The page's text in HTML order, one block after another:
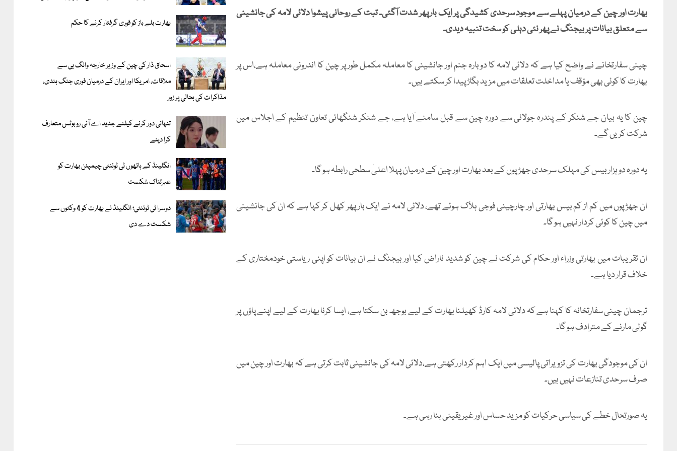
بھارت اور چین کے درمیان پہلے سے موجود سرحدی کشیدگی پر ایک بار پھر شدت آگئی۔ تبت کے روحانی پیشوا دلائی لامہ کی جانشینی
سے متعلق بیانات پر بیجنگ نے پھر نئی دہلی کو سخت تنبیہ دیدی۔
چینی سفارتخانے نے واضح کیا ہے کہ دلائی لامہ کا دوبارہ جنم اور جانشینی کا معاملہ مکمل طور پر چین کا اندرونی معاملہ ہے،اس پر
بھارت کا کوئی بھی مؤقف یا مداخلت تعلقات میں مزید بگاڑ پیدا کر سکتے ہیں۔
چین کا یہ بیان جے شنکر کے پندرہ جولائی سے دورہ چین سے قبل سامنے آیا ہے، جے شنکر شنگھائی تعاون تنظیم کے اجلاس میں
شرکت کریں گے۔
یہ دورہ دو ہزار بیس کی مہلک سرحدی جھڑپوں کے بعد بھارت اور چین کے درمیان پہلا اعلیٰ سطحی رابطہ ہو گا۔
ان جھڑپوں میں کم از کم بیس بھارتی اور چارچینی فوجی ہلاک ہوئے تھے، دلائی لامہ نے ایک بار پھر کھل کر کہا ہے کہ ان کی جانشینی
میں چین کا کوئی کردار نہیں ہو گا۔
ان تقریبات میں بھارتی وزراء اور حکام کی شرکت نے چین کو شدید ناراض کیا اور بیجنگ نے ان بیانات کو اپنی ریاستی خودمختاری کے
خلاف قرار دیا ہے۔
ترجمان چینی سفارتخانہ کا کہنا ہے کہ دلائی لامہ کارڈ کھیلنا بھارت کے لیے بوجھ بن سکتا ہے، ایسا کرنا بھارت کے لیے اپنے پاؤں پر
گولی مارنے کے مترادف ہو گا۔
ان کی موجودگی بھارت کی تزویراتی پالیسی میں ایک اہم کردار رکھتی ہے،دلائی لامہ کی جانشینی ثابت کرتی ہے کہ بھارت اور چین میں
صرف سرحدی تنازعات نہیں ہیں۔
یہ صورتحال خطے کی سیاسی حرکیات کو مزید حساس اور غیر یقینی بنا رہی ہے۔
بھارت بلے باز کو فوری گرفتار کرنے کا حکم
اسحاق ڈار کی چین کے وزیر خارجہ وانگ یی سے
ملاقات، امریکا اور ایران کے درمیان فوری جنگ بندی،
مذاکرات کی بحالی پر زور
تنہائی دور کرنے کیلئے جدید اے آئی روبوٹس متعارف
کرا دیئے
انگلینڈ کے ہاتھوں ٹی ٹوئنٹی چیمپئن بھارت کو
عبرتناک شکست
دوسرا ٹی ٹوئنٹی؛ انگلینڈ نے بھارت کو 4 وکٹوں سے
شکست دے دی